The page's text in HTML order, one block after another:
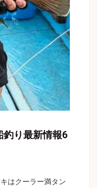
釣り最新情報6
はクーラー満タン